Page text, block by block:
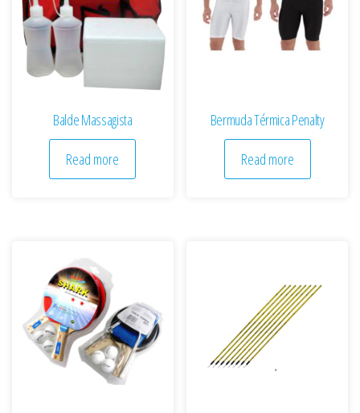
Balde Massagista
Read more
Bermuda Térmica Penalty
Read more